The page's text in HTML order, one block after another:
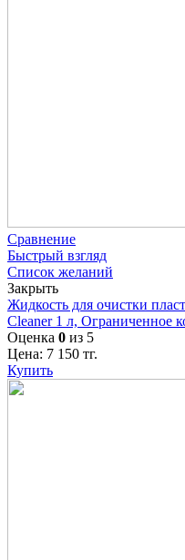
Сравнение
Быстрый взгляд
Список желаний
Закрыть
Жидкость для очистки
Cleaner 1 л, Ограниченное
Оценка 0 из 5
Цена: 7 150 тг.
Купить